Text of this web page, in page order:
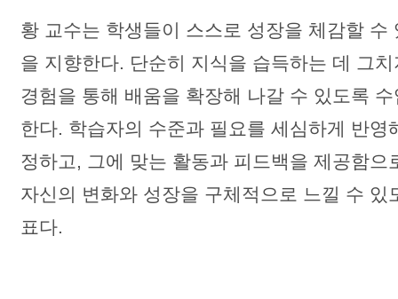
황 교수는 학생들이 스스로 성장을 체감할 수
을 지향한다. 단순히 지식을 습득하는 데 그
경험을 통해 배움을 확장해 나갈 수 있도록
한다. 학습자의 수준과 필요를 세심하게 반영
정하고, 그에 맞는 활동과 피드백을 제공함으
자신의 변화와 성장을 구체적으로 느낄 수 있
표다.